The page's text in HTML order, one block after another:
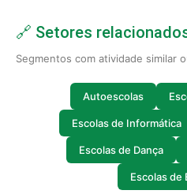
🔗 Setores
Segmentos com atividade similar
Autoescolas
Escolas de Informática
Escolas de Dança
Escolas de